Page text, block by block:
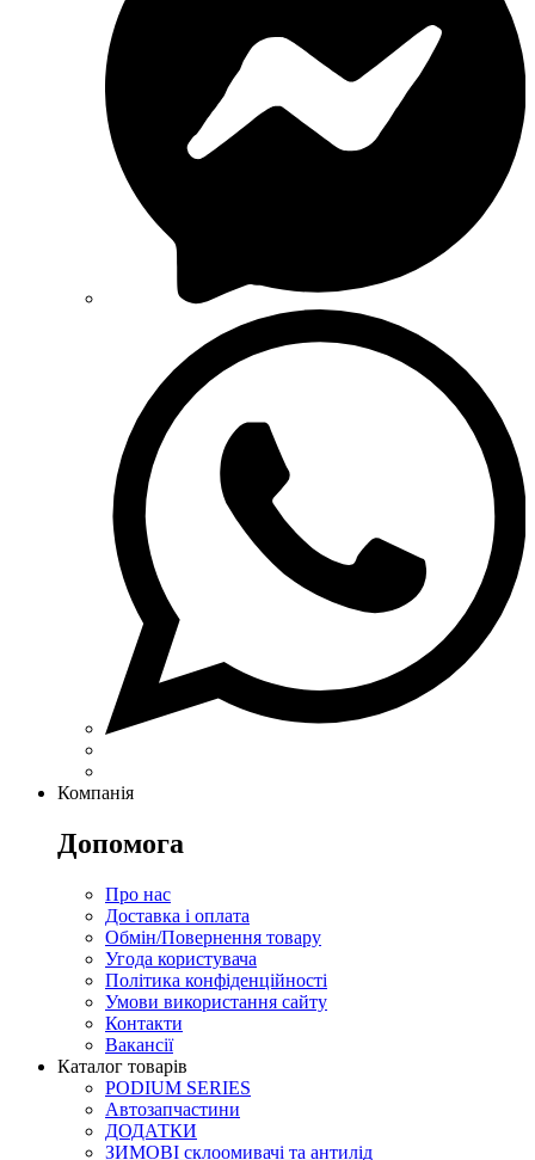
Компанія
Допомога
Про нас
Доставка і оплата
Обмін/Повернення товару
Угода користувача
Політика конфіденційності
Умови використання сайту
Контакти
Вакансії
Каталог товарів
PODIUM SERIES
Автозапчастини
ДОДАТКИ
ЗИМОВІ склоомивачі та антилід